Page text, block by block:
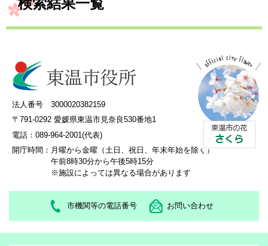
本
検索結果一覧
法人番号 3000020382159
〒791-0292 愛媛県東温市見奈良530番地1
電話：089-964-2001(代表)
開庁時間： 月曜から金曜（土日、祝日、年末年始を除く）
午前8時30分から午後5時15分
※施設によっては異なる場合があります
市機関等の電話番号 お問い合わせ